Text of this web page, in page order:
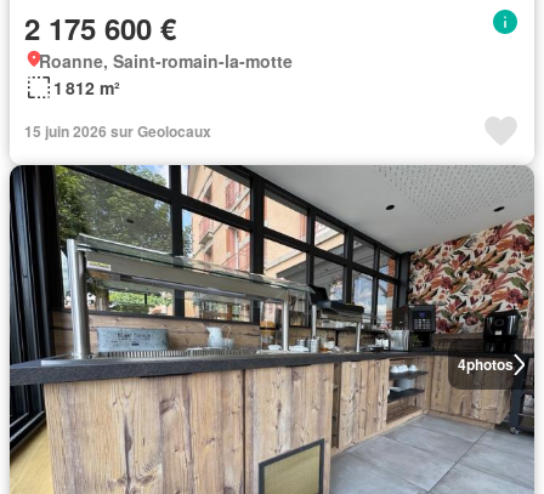
2 175 600 €
Roanne, Saint-romain-la-motte
1 812 m²
15 juin 2026 sur Geolocaux
4photos